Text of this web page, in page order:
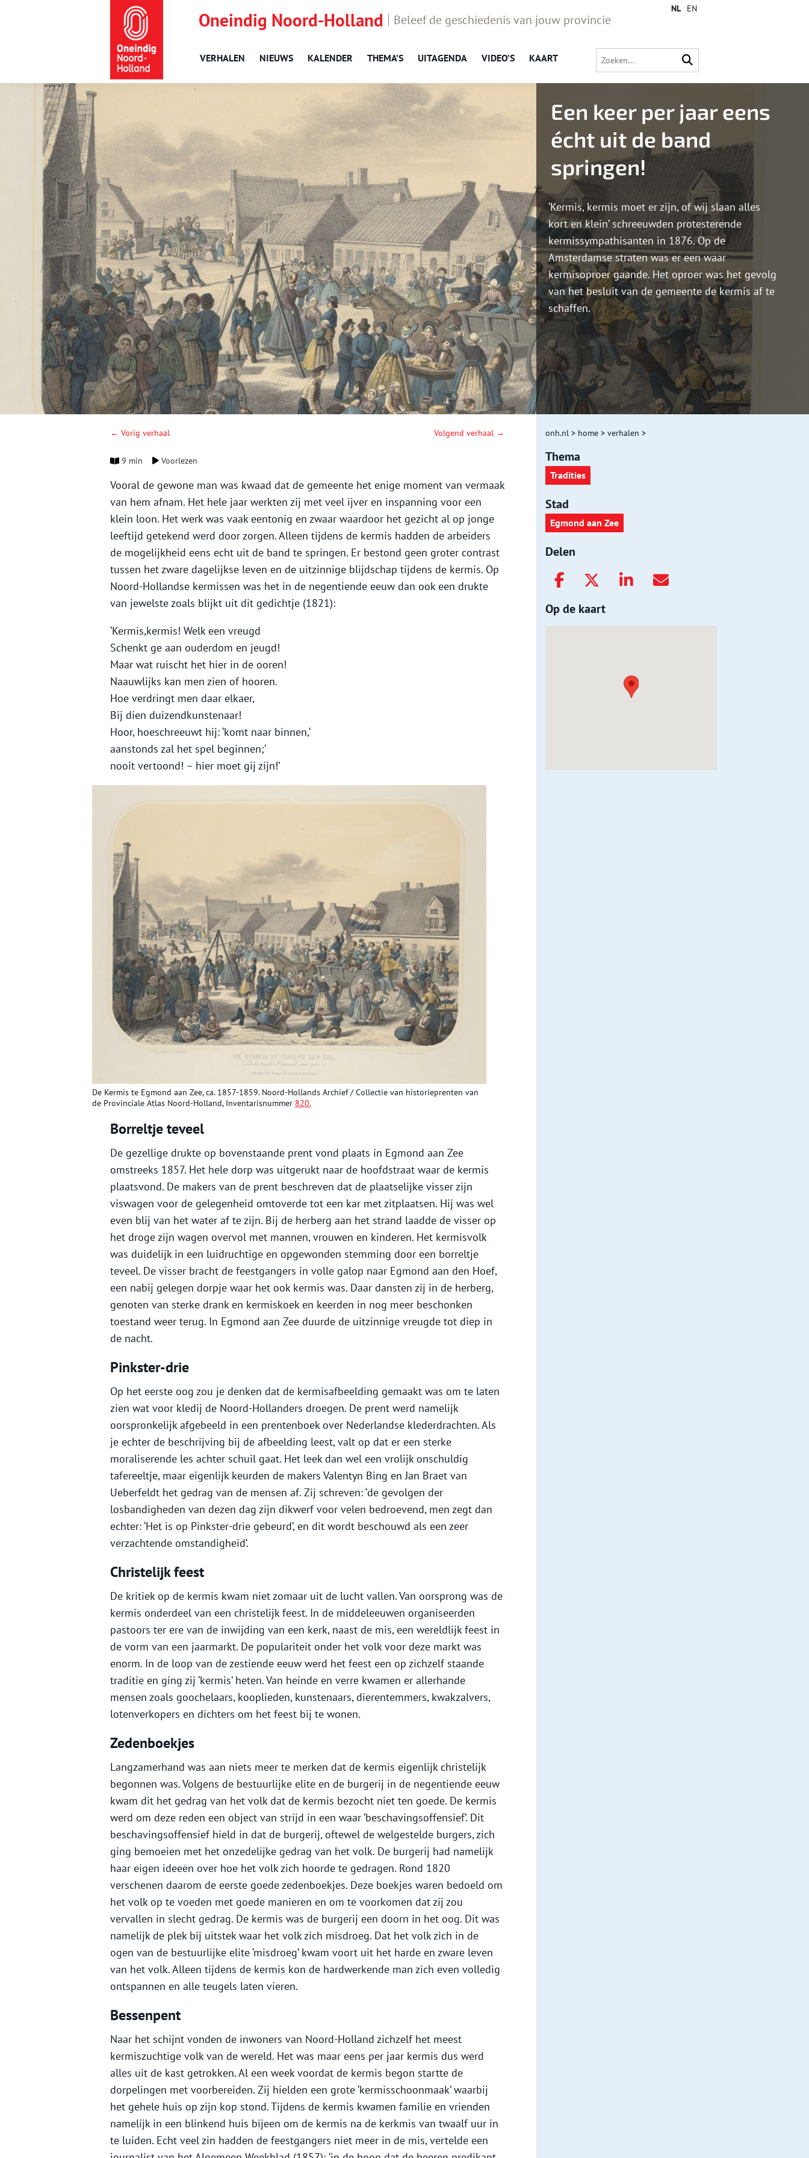
Oneindig Noord-Holland Beleef de geschiedenis van jouw provincie
VERHALEN NIEUWS KALENDER THEMA’S UITAGENDA VIDEO’S KAART
NL EN
Een keer per jaar eens
écht uit de band
springen!
‘Kermis, kermis moet er zijn, of wij slaan alles
kort en klein’ schreeuwden protesterende
kermissympathisanten in 1876. Op de
Amsterdamse straten was er een waar
kermisoproer gaande. Het oproer was het gevolg
van het besluit van de gemeente de kermis af te
schaffen.
← Vorig verhaal Volgend verhaal →
9 min Voorlezen
Vooral de gewone man was kwaad dat de gemeente het enige moment van vermaak
van hem afnam. Het hele jaar werkten zij met veel ijver en inspanning voor een
klein loon. Het werk was vaak eentonig en zwaar waardoor het gezicht al op jonge
leeftijd getekend werd door zorgen. Alleen tijdens de kermis hadden de arbeiders
de mogelijkheid eens echt uit de band te springen. Er bestond geen groter contrast
tussen het zware dagelijkse leven en de uitzinnige blijdschap tijdens de kermis. Op
Noord-Hollandse kermissen was het in de negentiende eeuw dan ook een drukte
van jewelste zoals blijkt uit dit gedichtje (1821):
‘Kermis,kermis! Welk een vreugd
Schenkt ge aan ouderdom en jeugd!
Maar wat ruischt het hier in de ooren!
Naauwlijks kan men zien of hooren.
Hoe verdringt men daar elkaer,
Bij dien duizendkunstenaar!
Hoor, hoeschreeuwt hij: ‘komt naar binnen,‘
aanstonds zal het spel beginnen;‘
nooit vertoond! – hier moet gij zijn!’
De Kermis te Egmond aan Zee, ca. 1857-1859. Noord-Hollands Archief /Collectie van historieprenten van
de Provinciale Atlas Noord-Holland, Inventarisnummer 820.
Borreltje teveel
De gezellige drukte op bovenstaande prent vond plaats in Egmond aan Zee
omstreeks 1857. Het hele dorp was uitgerukt naar de hoofdstraat waar de kermis
plaatsvond. De makers van de prent beschreven dat de plaatselijke visser zijn
viswagen voor de gelegenheid omtoverde tot een kar met zitplaatsen. Hij was wel
even blij van het water af te zijn. Bij de herberg aan het strand laadde de visser op
het droge zijn wagen overvol met mannen, vrouwen en kinderen. Het kermisvolk
was duidelijk in een luidruchtige en opgewonden stemming door een borreltje
teveel. De visser bracht de feestgangers in volle galop naar Egmond aan den Hoef,
een nabij gelegen dorpje waar het ook kermis was. Daar dansten zij in de herberg,
genoten van sterke drank en kermiskoek en keerden in nog meer beschonken
toestand weer terug. In Egmond aan Zee duurde de uitzinnige vreugde tot diep in
de nacht.
Pinkster-drie
Op het eerste oog zou je denken dat de kermisafbeelding gemaakt was om te laten
zien wat voor kledij de Noord-Hollanders droegen. De prent werd namelijk
oorspronkelijk afgebeeld in een prentenboek over Nederlandse klederdrachten. Als
je echter de beschrijving bij de afbeelding leest, valt op dat er een sterke
moraliserende les achter schuil gaat. Het leek dan wel een vrolijk onschuldig
tafereeltje, maar eigenlijk keurden de makers Valentyn Bing en Jan Braet van
Ueberfeldt het gedrag van de mensen af. Zij schreven: ‘de gevolgen der
losbandigheden van dezen dag zijn dikwerf voor velen bedroevend, men zegt dan
echter: ‘Het is op Pinkster-drie gebeurd’, en dit wordt beschouwd als een zeer
verzachtende omstandigheid’.
Christelijk feest
De kritiek op de kermis kwam niet zomaar uit de lucht vallen. Van oorsprong was de
kermis onderdeel van een christelijk feest. In de middeleeuwen organiseerden
pastoors ter ere van de inwijding van een kerk, naast de mis, een wereldlijk feest in
de vorm van een jaarmarkt. De populariteit onder het volk voor deze markt was
enorm. In de loop van de zestiende eeuw werd het feest een op zichzelf staande
traditie en ging zij ‘kermis’ heten. Van heinde en verre kwamen er allerhande
mensen zoals goochelaars, kooplieden, kunstenaars, dierentemmers, kwakzalvers,
lotenverkopers en dichters om het feest bij te wonen.
Zedenboekjes
Langzamerhand was aan niets meer te merken dat de kermis eigenlijk christelijk
begonnen was. Volgens de bestuurlijke elite en de burgerij in de negentiende eeuw
kwam dit het gedrag van het volk dat de kermis bezocht niet ten goede. De kermis
werd om deze reden een object van strijd in een waar ‘beschavingsoffensief’. Dit
beschavingsoffensief hield in dat de burgerij, oftewel de welgestelde burgers, zich
ging bemoeien met het onzedelijke gedrag van het volk. De burgerij had namelijk
haar eigen ideeën over hoe het volk zich hoorde te gedragen. Rond 1820
verschenen daarom de eerste goede zedenboekjes. Deze boekjes waren bedoeld om
het volk op te voeden met goede manieren en om te voorkomen dat zij zou
vervallen in slecht gedrag. De kermis was de burgerij een doorn in het oog. Dit was
namelijk de plek bij uitstek waar het volk zich misdroeg. Dat het volk zich in de
ogen van de bestuurlijke elite ‘misdroeg’ kwam voort uit het harde en zware leven
van het volk. Alleen tijdens de kermis kon de hardwerkende man zich even volledig
ontspannen en alle teugels laten vieren.
Bessenpent
Naar het schijnt vonden de inwoners van Noord-Holland zichzelf het meest
kermiszuchtige volk van de wereld. Het was maar eens per jaar kermis dus werd
alles uit de kast getrokken. Al een week voordat de kermis begon startte de
dorpelingen met voorbereiden. Zij hielden een grote ‘kermisschoonmaak’ waarbij
het gehele huis op zijn kop stond. Tijdens de kermis kwamen familie en vrienden
namelijk in een blinkend huis bijeen om de kermis na de kerkmis van twaalf uur in
te luiden. Echt veel zin hadden de feestgangers niet meer in de mis, vertelde een
onh.nl > home > verhalen >
Thema
Tradities
Stad
Egmond aan Zee
Delen
Op de kaart